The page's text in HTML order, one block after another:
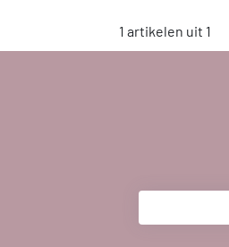
1 artikelen uit 1